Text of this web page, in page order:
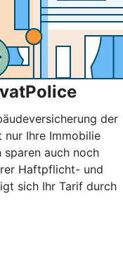
der
nur Ihre Immobilie
sparen auch noch
Haftpflicht- und
sich Ihr Tarif durch